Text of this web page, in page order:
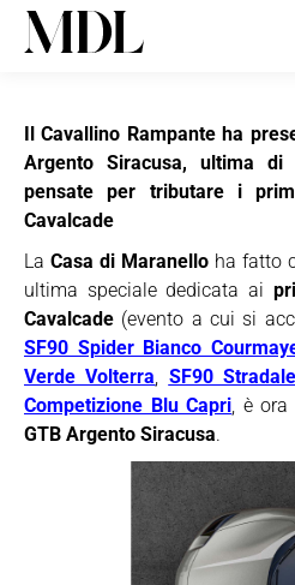
Il Cavallino Rampante ha
Argento Siracusa, ultima di
pensate per tributare i
Cavalcade
La Casa di Maranello ha fatto
ultima speciale dedicata ai
Cavalcade (evento a cui si
SF90 Spider Bianco
Verde Volterra, SF90
Competizione Blu Capri, è
GTB Argento Siracusa.